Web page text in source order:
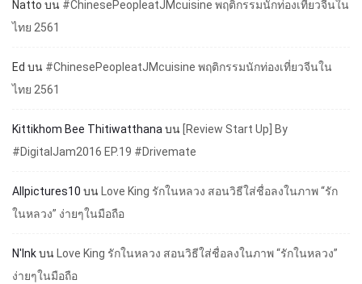
Natto บน #ChinesePeopleatJMcuisine พฤติกรรมนักท่องเที่ยวจีนใน
ไทย 2561
Ed บน #ChinesePeopleatJMcuisine พฤติกรรมนักท่องเที่ยวจีนใน
ไทย 2561
Kittikhom Bee Thitiwatthana บน [Review Start Up] By
#DigitalJam2016 EP.19 #Drivemate
Allpictures10 บน
Love King รักในหลวง สอนวิธีใส่ชื่อลงในภาพ “รัก
ในหลวง” ง่ายๆในมือถือ
N'Inkบน
Love King รักในหลวง สอนวิธีใส่ชื่อลงในภาพ “รักในหลวง”
ง่ายๆในมือถือ